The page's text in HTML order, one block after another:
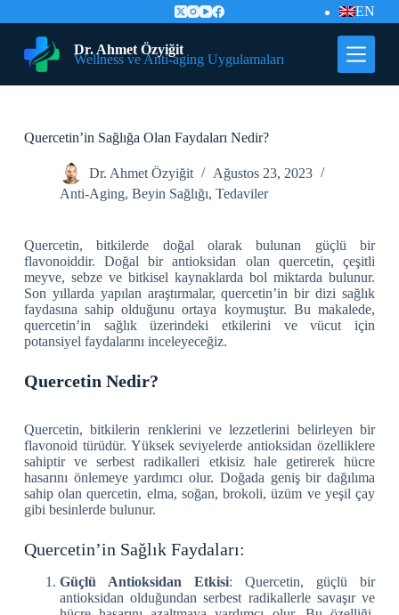
EN
Dr. Ahmet Özyiğit
Wellness ve Anti-aging Uygulamaları
Quercetin’in Sağlığa Olan Faydaları Nedir?
Dr. Ahmet Özyiğit
Ağustos 23, 2023
Anti-Aging, Beyin Sağlığı, Tedaviler
Quercetin, bitkilerde doğal olarak bulunan güçlü bir
flavonoiddir. Doğal bir antioksidan olan quercetin, çeşitli
meyve, sebze ve bitkisel kaynaklarda bol miktarda bulunur.
Son yıllarda yapılan araştırmalar, quercetin’in bir dizi sağlık
faydasına sahip olduğunu ortaya koymuştur. Bu makalede,
quercetin’in sağlık üzerindeki etkilerini ve vücut için
potansiyel faydalarını inceleyeceğiz.
Quercetin Nedir?
Quercetin, bitkilerin renklerini ve lezzetlerini belirleyen bir
flavonoid türüdür. Yüksek seviyelerde antioksidan özelliklere
sahiptir ve serbest radikalleri etkisiz hale getirerek hücre
hasarını önlemeye yardımcı olur. Doğada geniş bir dağılıma
sahip olan quercetin, elma, soğan, brokoli, üzüm ve yeşil çay
gibi besinlerde bulunur.
Quercetin’in Sağlık Faydaları:
Güçlü Antioksidan Etkisi: Quercetin, güçlü bir
antioksidan olduğundan serbest radikallerle savaşır ve